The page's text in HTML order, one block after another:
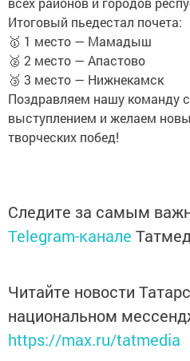
Итоговый пьедестал почета:
🥇 1 место — Мамадыш
🥈 2 место — Апастово
🥉 3 место — Нижнекамск
Поздравляем нашу команду
выступлением и желаем
творческих побед!
Следите за самым
Telegram-канале
Читайте новости
национальном
https://max.ru/tatmedia